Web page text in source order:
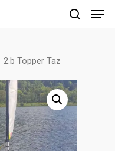
2.b Topper Taz